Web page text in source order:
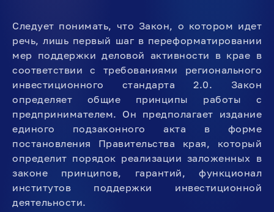
Следует понимать, что Закон, о котором идет
речь, лишь первый шаг в переформатировании
мер поддержки деловой активности в крае в
соответствии с требованиями регионального
инвестиционного стандарта 2.0. Закон
определяет общие принципы работы с
предпринимателем. Он предполагает издание
единого подзаконного акта в форме
постановления Правительства края, который
определит порядок реализации заложенных в
законе принципов, гарантий, функционал
институтов поддержки инвестиционной
деятельности.